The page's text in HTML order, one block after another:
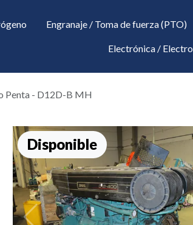
Engranaje / Toma de fuerza (PTO)
Electrónica / Electro
Penta - D12D-B MH
Dropdown
Disponible